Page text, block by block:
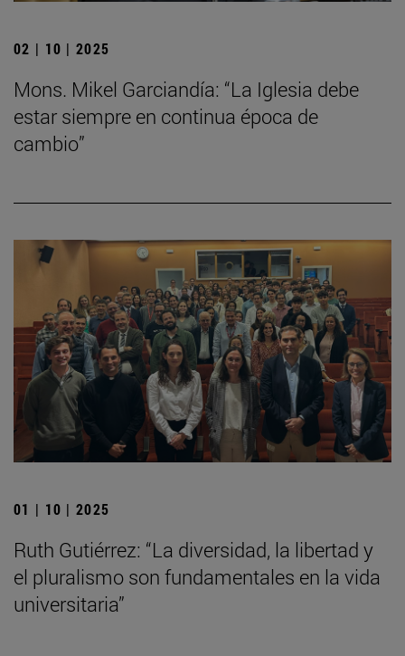
02 | 10 | 2025
Mons. Mikel Garciandía: “La Iglesia debe
estar siempre en continua época de
cambio”
01 | 10 | 2025
Ruth Gutiérrez: “La diversidad, la libertad y
el pluralismo son fundamentales en la vida
universitaria”